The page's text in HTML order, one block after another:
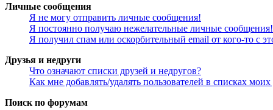
Личные сообщения
Я не могу отправить личные сообщения!
Я постоянно получаю нежелательные личные сообщения!
Я получил спам или оскорбительный email от кого-то с
Друзья и недруги
Что означают списки друзей и недругов?
Как мне добавлять/удалять пользователей в списках
Поиск по форумам